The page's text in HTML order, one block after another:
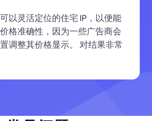
以灵活定位的住宅 IP，以便能
格准确性，因为一些广告商会
调整其价格显示。 对结果非常